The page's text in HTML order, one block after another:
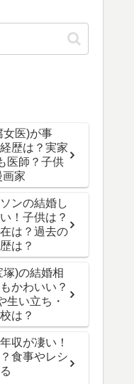
女医)が事
歴は？実家
医師？子供
画家
ンの結婚し
！子供は？
は？過去の
は？
)の結婚相
かわいい？
生い立ち・
は？
収が凄い！
食事やレシ